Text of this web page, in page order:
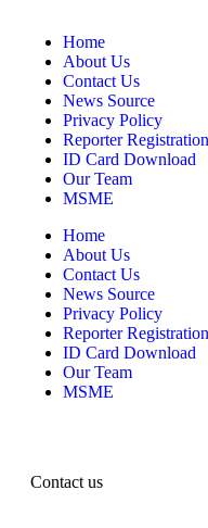
Home
About Us
Contact Us
News Source
Privacy Policy
Reporter Registration
ID Card Download
Our Team
MSME
Home
About Us
Contact Us
News Source
Privacy Policy
Reporter Registration
ID Card Download
Our Team
MSME
Contact us